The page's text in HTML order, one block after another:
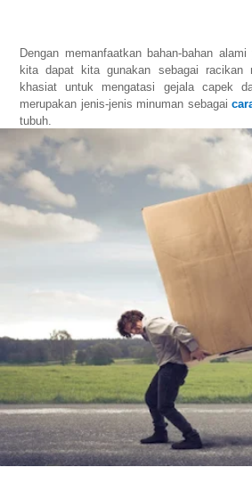
Dengan memanfaatkan bahan-bahan
kita dapat kita gunakan sebagai racikan
khasiat untuk mengatasi gejala capek
merupakan jenis-jenis minuman sebagai
tubuh.